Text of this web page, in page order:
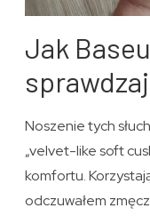
Jak
Noszenie tych
„velvet-like soft
komfortu.
odczuwałem